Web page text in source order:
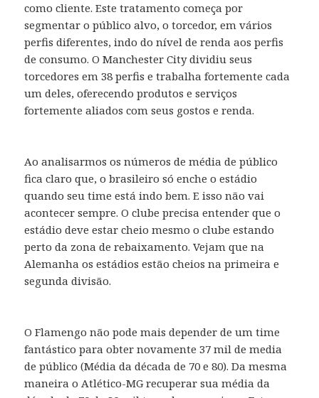
como cliente. Este tratamento começa por
segmentar o público alvo, o torcedor, em vários
perfis diferentes, indo do nível de renda aos perfis
de consumo. O Manchester City dividiu seus
torcedores em 38 perfis e trabalha fortemente cada
um deles, oferecendo produtos e serviços
fortemente aliados com seus gostos e renda.
Ao analisarmos os números de média de público
fica claro que, o brasileiro só enche o estádio
quando seu time está indo bem. E isso não vai
acontecer sempre. O clube precisa entender que o
estádio deve estar cheio mesmo o clube estando
perto da zona de rebaixamento. Vejam que na
Alemanha os estádios estão cheios na primeira e
segunda divisão.
O Flamengo não pode mais depender de um time
fantástico para obter novamente 37 mil de media
de público (Média da década de 70 e 80). Da mesma
maneira o Atlético-MG recuperar sua média da